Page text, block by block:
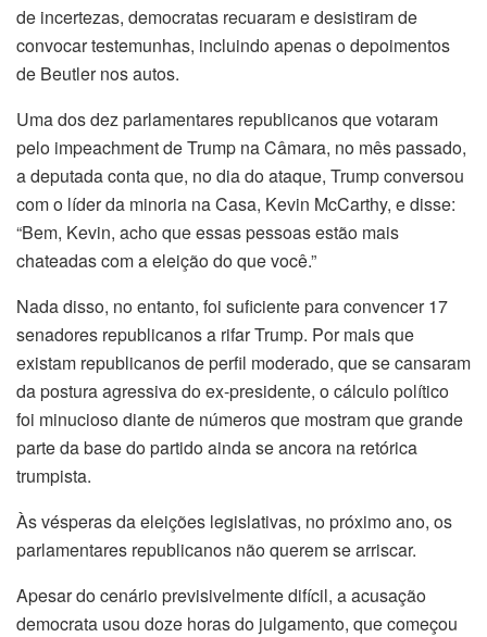
de incertezas, democratas recuaram e desistiram de
convocar testemunhas, incluindo apenas o depoimentos
de Beutler nos autos.
Uma dos dez parlamentares republicanos que votaram
pelo impeachment de Trump na Câmara, no mês passado,
a deputada conta que, no dia do ataque, Trump conversou
com o líder da minoria na Casa, Kevin McCarthy, e disse:
“Bem, Kevin, acho que essas pessoas estão mais
chateadas com a eleição do que você.”
Nada disso, no entanto, foi suficiente para convencer 17
senadores republicanos a rifar Trump. Por mais que
existam republicanos de perfil moderado, que se cansaram
da postura agressiva do ex-presidente, o cálculo político
foi minucioso diante de números que mostram que grande
parte da base do partido ainda se ancora na retórica
trumpista.
Às vésperas da eleições legislativas, no próximo ano, os
parlamentares republicanos não querem se arriscar.
Apesar do cenário previsivelmente difícil, a acusação
democrata usou doze horas do julgamento, que começou